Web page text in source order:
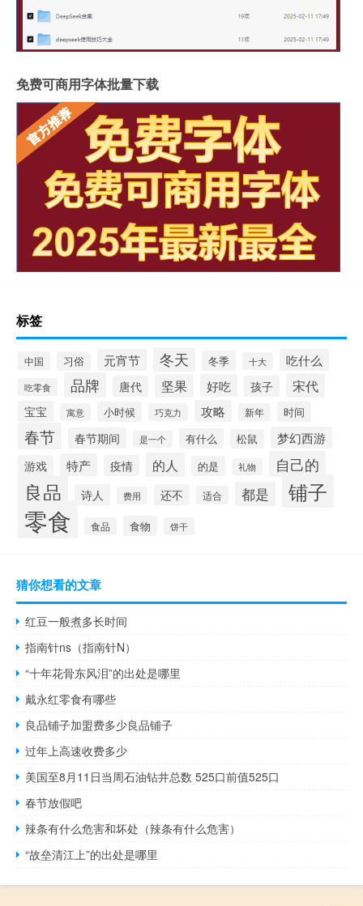
免费可商用字体批量下载
标签
中国 习俗 元宵节 冬天 冬季 十大 吃什么
吃零食 品牌 唐代 坚果 好吃 孩子 宋代
宝宝 寓意 小时候 巧克力 攻略 新年 时间
春节 春节期间 是一个 有什么 松鼠 梦幻西游
游戏 特产 疫情 的人 的是 礼物 自己的
良品 诗人 费用 还不 适合 都是 铺子
零食 食品 食物 饼干
猜你想看的文章
红豆一般煮多长时间
指南针ns（指南针N）
“十年花骨东风泪”的出处是哪里
戴永红零食有哪些
良品铺子加盟费多少良品铺子
过年上高速收费多少
美国至8月11日当周石油钻井总数 525口前值525口
春节放假吧
辣条有什么危害和坏处（辣条有什么危害）
“故垒清江上”的出处是哪里